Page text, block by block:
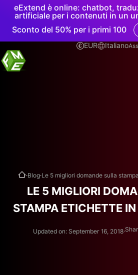
eExtend è online: chatbot,
artificiale per i contenuti in un
Sconto del 50% per i primi 100
EUR
Italiano
.Blog.Le 5 migliori domande sulla
LE 5 MIGLIORI
STAMPA ETICHETTE
Updated on: September 16, 2018.